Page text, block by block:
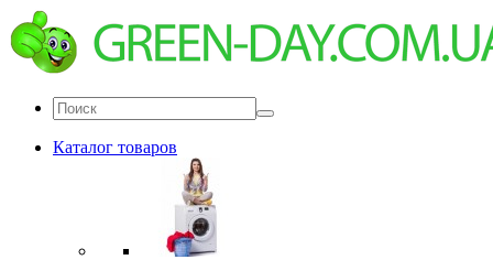
Каталог товаров